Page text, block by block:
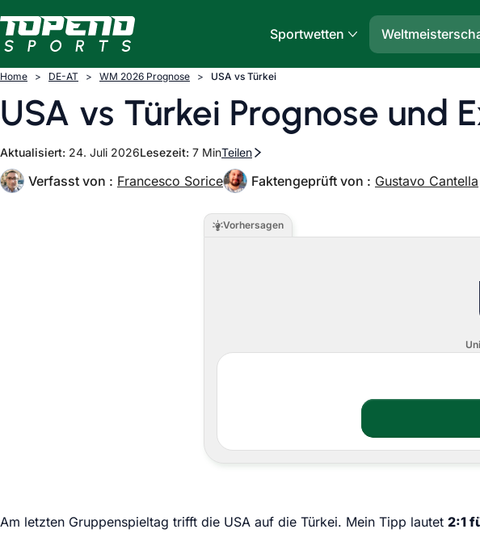
Sportwetten
Home DE-AT WM 2026 Prognose USA vs Türkei
USA vs Türkei Prognose und
Aktualisiert: 24. Juli 2026Lesezeit: 7 MinTeilen
Verfasst von : Francesco Sorice Faktengeprüft von : Gustavo Cantella
Vorhersagen
Am letzten Gruppenspieltag trifft die USA auf die Türkei. Mein Tipp lautet 2:1